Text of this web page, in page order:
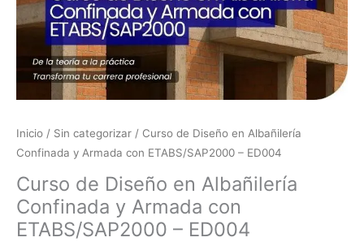
Inicio / Sin categorizar / Curso de Diseño en Albañilería
Confinada y Armada con ETABS/SAP2000 – ED004
Curso de Diseño en Albañilería
Confinada y Armada con
ETABS/SAP2000 – ED004
cantidad